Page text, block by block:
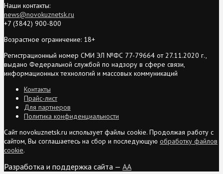
Наши контакты:
news@novokuznetsk.ru
+7 (3842) 900-800
Возрастное ограничение: 18+
Регистрационный номер СМИ ЭЛ №ФС 77-79664 от 27.11.2020 г.,
выдано Федеральной службой по надзору в сфере связи,
информационных технологий и массовых коммуникаций
Контакты
Прайс-лист
Для партнеров
Политика конфиденциальности
Сайт novokuznetsk.ru использует файлы cookie. Продолжая работу с
сайтом, Вы соглашаетесь на сбор и последующую обработку файлов
cookie.
Разработка и поддержка сайта — AA